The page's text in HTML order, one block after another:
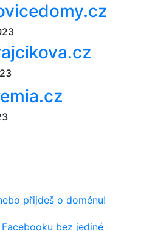
přijdeš o doménu!